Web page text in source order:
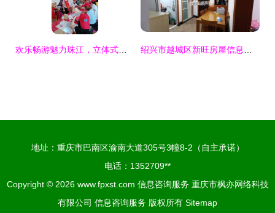
地址：重庆市巴南区渝南大道305号3幢8-2（自主承诺）
电话：1352709**
Copyright © 2026 www.fpxst.com 信息咨询服务 重庆市枫亦网络科技
有限公司 信息咨询服务 版权所有 Sitemap